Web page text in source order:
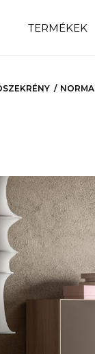
TERMÉKEK
NORMA